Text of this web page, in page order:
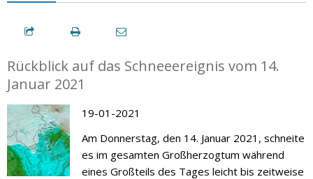
Rückblick auf das Schneeereignis vom 14.
Januar 2021
19-01-2021
Am Donnerstag, den 14. Januar 2021, schneite
es im gesamten Großherzogtum während
eines Großteils des Tages leicht bis zeitweise